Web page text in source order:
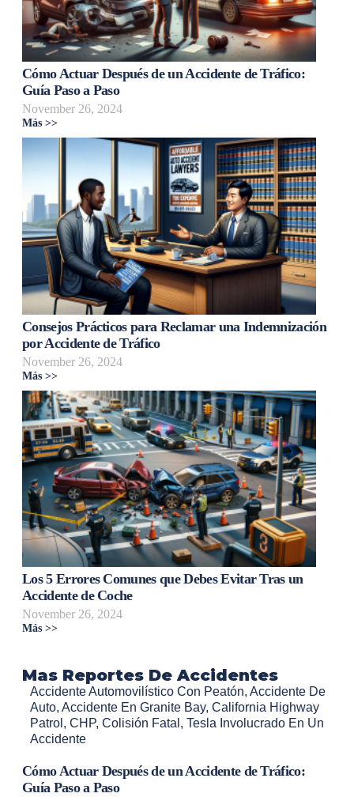
Cómo Actuar Después de un Accidente de Tráfico:
Guía Paso a Paso
November 26, 2024
Más >>
Consejos Prácticos para Reclamar una Indemnización
por Accidente de Tráfico
November 26, 2024
Más >>
Los 5 Errores Comunes que Debes Evitar Tras un
Accidente de Coche
November 26, 2024
Más >>
Mas Reportes De Accidentes
Accidente Automovilístico Con Peatón, Accidente De
Auto, Accidente En Granite Bay, California Highway
Patrol , CHP, Colisión Fatal , Tesla Involucrado En Un
Accidente
Cómo Actuar Después de un Accidente de Tráfico:
Guía Paso a Paso